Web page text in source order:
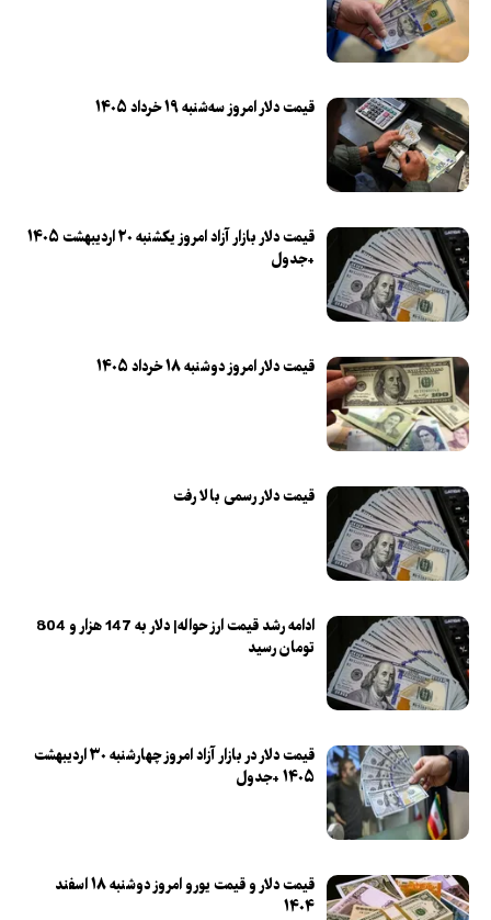
قیمت دلار امروز سه‌شنبه ۱۹ خرداد ۱۴۰۵
قیمت دلار بازار آزاد امروز یکشنبه ۲۰ اردیبهشت ۱۴۰۵
+جدول
قیمت دلار امروز دوشنبه ۱۸ خرداد ۱۴۰۵
قیمت دلار رسمی بالا رفت
ادامه رشد قیمت ارز حواله| دلار به 147 هزار و 804
تومان رسید
قیمت دلار در بازار آزاد امروز چهارشنبه ۳۰ اردیبهشت
۱۴۰۵ +جدول
قیمت دلار و قیمت یورو امروز دوشنبه ۱۸ اسفند
۱۴۰۴